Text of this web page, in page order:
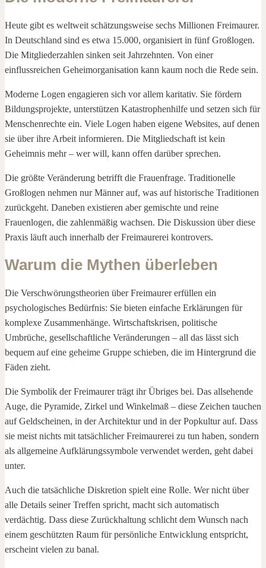
Heute gibt es weltweit schätzungsweise sechs Millionen Freimaurer.
In Deutschland sind es etwa 15.000, organisiert in fünf Großlogen.
Die Mitgliederzahlen sinken seit Jahrzehnten. Von einer
einflussreichen Geheimorganisation kann kaum noch die Rede sein.
Moderne Logen engagieren sich vor allem karitativ. Sie fördern
Bildungsprojekte, unterstützen Katastrophenhilfe und setzen sich für
Menschenrechte ein. Viele Logen haben eigene Websites, auf denen
sie über ihre Arbeit informieren. Die Mitgliedschaft ist kein
Geheimnis mehr – wer will, kann offen darüber sprechen.
Die größte Veränderung betrifft die Frauenfrage. Traditionelle
Großlogen nehmen nur Männer auf, was auf historische Traditionen
zurückgeht. Daneben existieren aber gemischte und reine
Frauenlogen, die zahlenmäßig wachsen. Die Diskussion über diese
Praxis läuft auch innerhalb der Freimaurerei kontrovers.
Warum die Mythen überleben
Die Verschwörungstheorien über Freimaurer erfüllen ein
psychologisches Bedürfnis: Sie bieten einfache Erklärungen für
komplexe Zusammenhänge. Wirtschaftskrisen, politische
Umbrüche, gesellschaftliche Veränderungen – all das lässt sich
bequem auf eine geheime Gruppe schieben, die im Hintergrund die
Fäden zieht.
Die Symbolik der Freimaurer trägt ihr Übriges bei. Das allsehende
Auge, die Pyramide, Zirkel und Winkelmaß – diese Zeichen tauchen
auf Geldscheinen, in der Architektur und in der Popkultur auf. Dass
sie meist nichts mit tatsächlicher Freimaurerei zu tun haben, sondern
als allgemeine Aufklärungssymbole verwendet werden, geht dabei
unter.
Auch die tatsächliche Diskretion spielt eine Rolle. Wer nicht über
alle Details seiner Treffen spricht, macht sich automatisch
verdächtig. Dass diese Zurückhaltung schlicht dem Wunsch nach
einem geschützten Raum für persönliche Entwicklung entspricht,
erscheint vielen zu banal.